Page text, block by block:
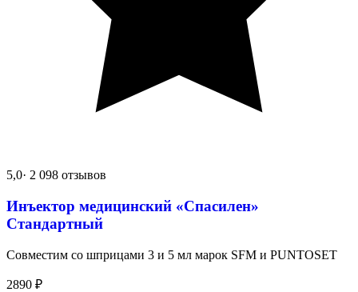
5,0· 2 098 отзывов
Инъектор медицинский «Спасилен»
Стандартный
Совместим со шприцами 3 и 5 мл марок SFM и PUNTOSET
2890 ₽